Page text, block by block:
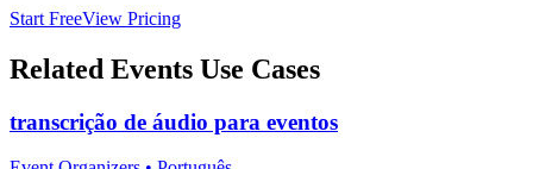
Start FreeView Pricing
Related Events Use Cases
transcrição de áudio para eventos